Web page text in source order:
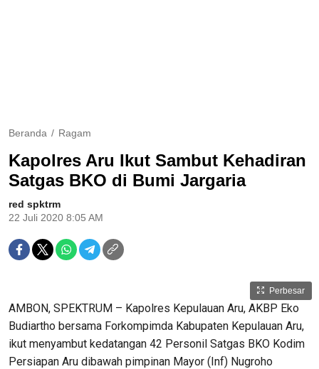
Beranda Ragam
Kapolres Aru Ikut Sambut Kehadiran
Satgas BKO di Bumi Jargaria
red spktrm
22 Juli 2020 8:05 AM
Perbesar
AMBON, SPEKTRUM – Kapolres Kepulauan Aru, AKBP Eko
Budiartho bersama Forkompimda Kabupaten Kepulauan Aru,
ikut menyambut kedatangan 42 Personil Satgas BKO Kodim
Persiapan Aru dibawah pimpinan Mayor (Inf) Nugroho